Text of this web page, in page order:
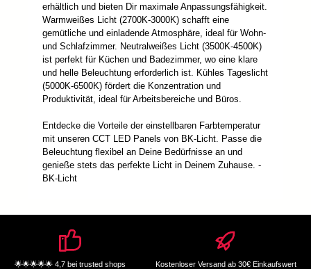
erhältlich und bieten Dir maximale Anpassungsfähigkeit.
Warmweißes Licht (2700K-3000K) schafft eine
gemütliche und einladende Atmosphäre, ideal für Wohn-
und Schlafzimmer. Neutralweißes Licht (3500K-4500K)
ist perfekt für Küchen und Badezimmer, wo eine klare
und helle Beleuchtung erforderlich ist. Kühles Tageslicht
(5000K-6500K) fördert die Konzentration und
Produktivität, ideal für Arbeitsbereiche und Büros.
Entdecke die Vorteile der einstellbaren Farbtemperatur
mit unseren CCT LED Panels von BK-Licht. Passe die
Beleuchtung flexibel an Deine Bedürfnisse an und
genieße stets das perfekte Licht in Deinem Zuhause. -
BK-Licht
🌟🌟🌟🌟🌟 4,7 bei trusted shops Kostenloser Versand ab 30€ Einkaufswert